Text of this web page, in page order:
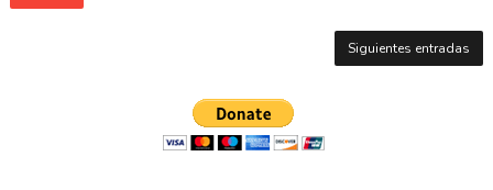
Siguientes entradas